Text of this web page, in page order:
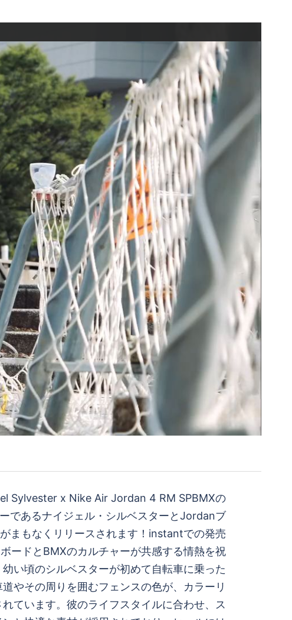
Sylvester x Nike Air Jordan 4 RM SPBMXの
であるナイジェル・シルベスターとJordanブ
まもなくリリースされます！instantでの発売
ードとBMXのカルチャーが共感する情熱を祝
幼い頃のシルベスターが初めて自転車に乗った
やその周りを囲むフェンスの色が、カラーリ
れています。彼のライフスタイルに合わせ、ス